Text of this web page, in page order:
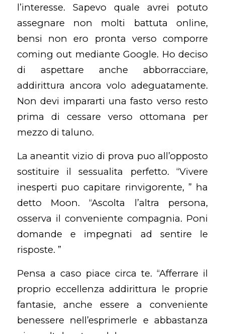
l’interesse. Sapevo quale avrei potuto
assegnare non molti battuta online,
bensi non ero pronta verso comporre
coming out mediante Google. Ho deciso
di aspettare anche abborracciare,
addirittura ancora volo adeguatamente.
Non devi impararti una fasto verso resto
prima di cessare verso ottomana per
mezzo di taluno.
La aneantit vizio di prova puo all’opposto
sostituire il sessualita perfetto. “Vivere
inesperti puo capitare rinvigorente, ” ha
detto Moon. “Ascolta l’altra persona,
osserva il conveniente compagnia. Poni
domande e impegnati ad sentire le
risposte. ”
Pensa a caso piace circa te. “Afferrare il
proprio eccellenza addirittura le proprie
fantasie, anche essere a conveniente
benessere nell’esprimerle e abbastanza